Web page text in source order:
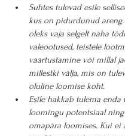
Suhtes tulevad esile
kus on pidurdunud
oleks vaja selgelt näha
valeootused, teistele
väärtustamine või millal
millestki välja, mis on
oluline loomise koht.
Esile hakkab tulema enda
loomingu potentsiaal
omapära loomises. Kui ei